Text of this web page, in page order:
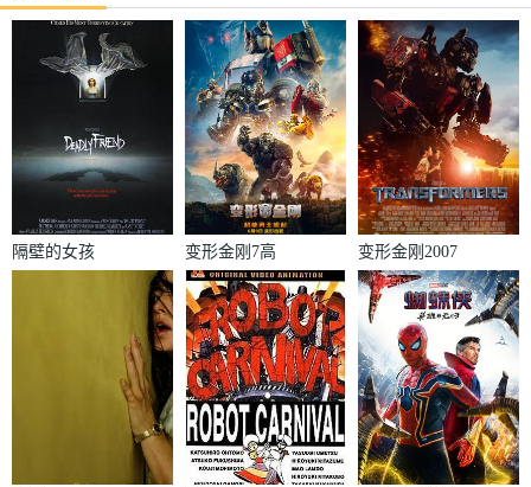
隔壁的女孩
变形金刚7高
清无删减版
变形金刚2007